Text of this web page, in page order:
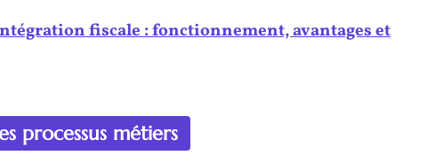
fiscale : fonctionnement, avantages et
processus métiers